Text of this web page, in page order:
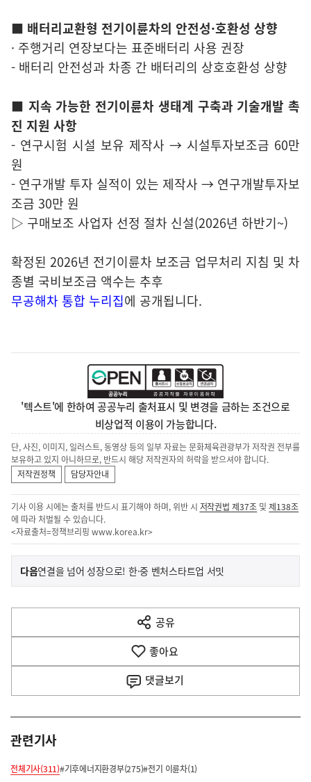
■ 배터리교환형 전기이륜차의 안전성·호환성 상향
· 주행거리 연장보다는 표준배터리 사용 권장
- 배터리 안전성과 차종 간 배터리의 상호호환성 상향
■ 지속 가능한 전기이륜차 생태계 구축과 기술개발 촉
진 지원 사항
- 연구시험 시설 보유 제작사 → 시설투자보조금 60만
원
- 연구개발 투자 실적이 있는 제작사 → 연구개발투자보
조금 30만 원
▷ 구매보조 사업자 선정 절차 신설(2026년 하반기~)
확정된 2026년 전기이륜차 보조금 업무처리 지침 및 차
종별 국비보조금 액수는 추후
무공해차 통합 누리집에 공개됩니다.
'텍스트'에 한하여 공공누리 출처표시 및 변경을 금하는 조건으로
비상업적 이용이 가능합니다.
단, 사진, 이미지, 일러스트, 동영상 등의 일부 자료는 문화체육관광부가 저작권 전부를
보유하고 있지 아니하므로, 반드시 해당 저작권자의 허락을 받으셔야 합니다.
저작권정책
담당자안내
기사 이용 시에는 출처를 반드시 표기해야 하며, 위반 시 저작권법 제37조 및제138조
에 따라 처벌될 수 있습니다.
<자료출처=정책브리핑 www.korea.kr>
이
전
다
음
다음기
사
연결을 넘어 성장으로! 한·중 벤처스타트업 서밋
공유
열
기
좋아요
댓글보기
관련기사
전체기사(311)#기후에너지환경부(275)#전기 이륜차(1)